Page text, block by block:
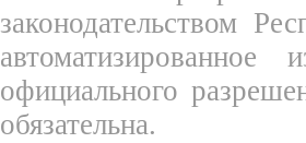
законодательством
официального
обязательна.